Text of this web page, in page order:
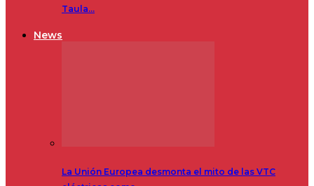
Taula…
News
La Unión Europea desmonta el mito de las VTC